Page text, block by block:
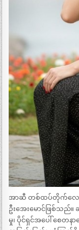
အာဆီ တစ်ထပ်တိုက်လေ
ဦးအေးမောင်ဖြစ်သည်
မှု၊ ပိုင်ရှင်အပေါ် စေ